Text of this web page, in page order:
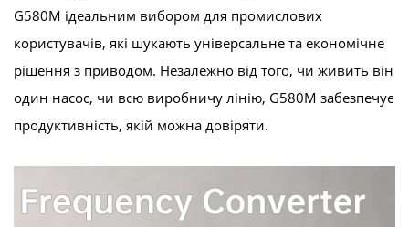
G580M ідеальним вибором для промислових
користувачів, які шукають універсальне та економічне
рішення з приводом. Незалежно від того, чи живить він
один насос, чи всю виробничу лінію, G580M забезпечує
продуктивність, якій можна довіряти.